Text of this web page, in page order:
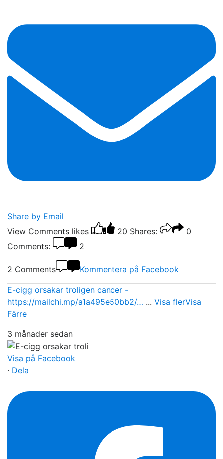
Share by Email
View Comments likes 20 Shares:
0
Comments:
2
2 Comments Kommentera på Facebook
E-cigg orsakar troligen cancer -
https://mailchi.mp/a1a495e50bb2/… ... Visa flerVisa
Färre
3 månader sedan
Visa på Facebook
· Dela